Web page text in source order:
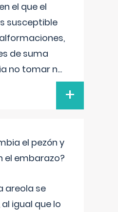
el que el
susceptible
de suma
no tomar n...
+
el pezón y
el embarazo?
areola se
igual que lo